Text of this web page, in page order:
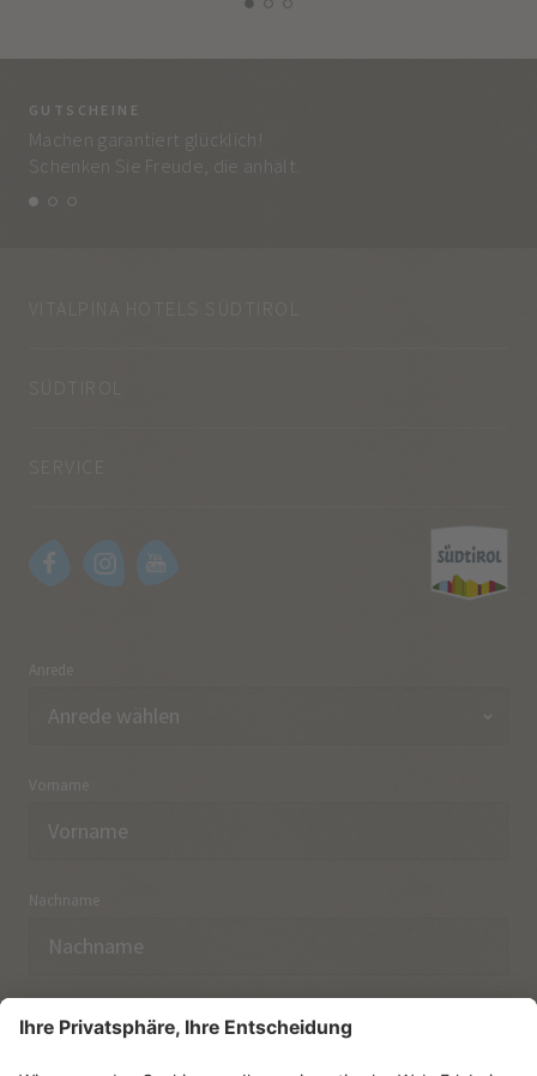
GUTSCHEINE
Machen garantiert glücklich!
Schenken Sie Freude, die anhält.
VITALPINA HOTELS SÜDTIROL
SÜDTIROL
Anrede
Vorname
Nachname
E-Mail